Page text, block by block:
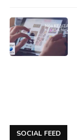
SOCIAL FEED